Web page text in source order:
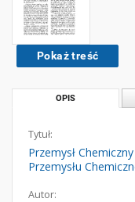
Pokaż treść
OPIS
Tytuł:
Przemysł
Przemysłu
Autor: